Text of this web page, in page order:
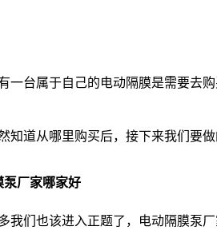
台属于自己的电动隔膜是需要去购
知道从哪里购买后，接下来我们要
泵厂家哪家好
们也该进入正题了，电动隔膜泵厂